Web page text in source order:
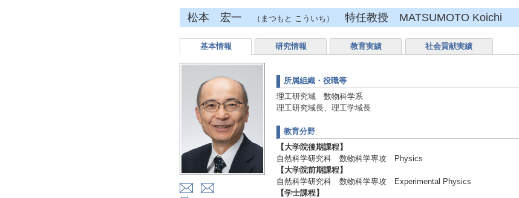
松本 宏一 （まつもと こういち） 特任教授 MATSUMOTO Koichi
基本情報 研究情報 教育実績 社会貢献実績
所属組織・役職等
理工研究域 数物科学系
理工研究域長、理工学域長
教育分野
【大学院後期課程】
自然科学研究科 数物科学専攻 Physics
【大学院前期課程】
自然科学研究科 数物科学専攻 Experimental Physics
【学士課程】